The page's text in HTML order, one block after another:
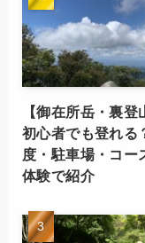
【御在所岳・裏登
初心者でも登れる
度・駐車場・コー
体験で紹介